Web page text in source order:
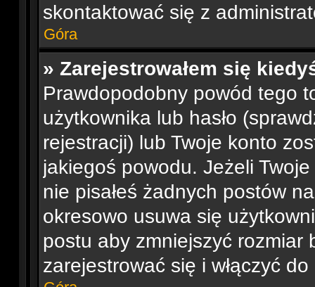
skontaktować się z
Góra
» Zarejestrowałem się
Prawdopodobny powód tego
użytkownika lub hasło
rejestracji) lub Twoje konto
jakiegoś powodu. Jeżeli
nie pisałeś żadnych postów
okresowo usuwa się
postu aby zmniejszyć
zarejestrować się i włączyć